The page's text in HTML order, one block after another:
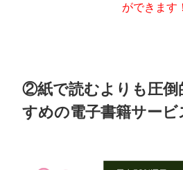
ができます！
②紙で読むよりも圧倒
すめの電子書籍サービ